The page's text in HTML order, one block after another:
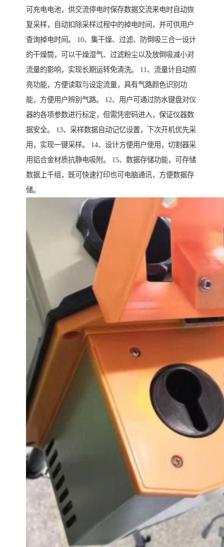
可充电电池，供交流停电时保存数据交流来电时自动恢
复采样，自动扣除采样过程中的掉电时间，并可供用户
查询掉电时间。 10、集干燥、过滤、防倒吸三合一设计
的干燥筒，可以干燥湿气、过滤粉尘以及放倒吸减小对
流量的影响，实现长期运转免清洗。 11、流量计自动照
亮功能，方便读取与设定流量，具有气路颜色识别功
能，方便用户辨别气路。 12、用户可通过防水键盘对仪
器的各项参数进行标定，但需凭密码进入，保证仪器数
据安全。 13、采样数据自动记忆设置，下次开机优先采
用，实现一键采样。 14、设计方便用户使用，切割器采
用铝合金材质抗静电吸附。 15、数据存储功能，可存储
数据上千组，既可快速打印也可电脑通讯，方便数据存
储。